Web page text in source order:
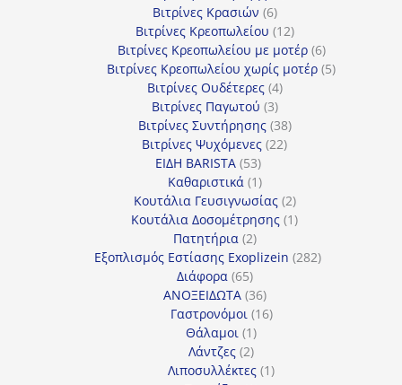
Βιτρίνες Κρασιών 66
προϊόντα
Βιτρίνες Κρεοπωλείου 1212
προϊόντα
Βιτρίνες Κρεοπωλείου με μοτέρ 66
προϊόντα
Βιτρίνες Κρεοπωλείου χωρίς μοτέρ 55
Βιτρίνες Ουδέτερες 44
προϊόντα
Βιτρίνες Παγωτού 33
προϊόντα
Βιτρίνες Συντήρησης 3838
προϊόντα
Βιτρίνες Ψυχόμενες 2222
ΕΙΔΗ BARISTA 5353
προϊόντα
Καθαριστικά 11
προϊόν
Κουτάλια Γευσιγνωσίας 22
προϊόντα
Κουτάλια Δοσομέτρησης 11
Πατητήρια 22
προϊόντα
Εξοπλισμός Εστίασης Exoplizein 282282
Διάφορα 6565
προϊόντα
ΑΝΟΞΕΙΔΩΤΑ 3636
προϊόντα
Γαστρονόμοι 1616
Θάλαμοι 11
προϊόν
Λάντζες 22
προϊόντα
Λιποσυλλέκτες 11